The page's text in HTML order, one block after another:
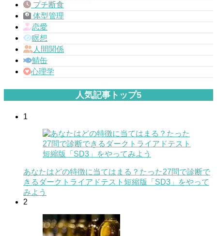
プチ断食
体型管理
恋愛
瞑想
人間関係
鯖缶
心理学
人気記事トップ5
1
あなたはどの特徴に当てはまる？たった27問で診断で
きるダークトライアドテスト短縮版「SD3」をやって
みよう
2